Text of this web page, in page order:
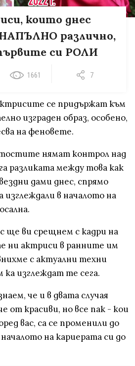
които днес
различно,
си РОЛИ
1661 7
се придържат към
изграден образ, особено,
на феновете.
нямат контрол над
разликата между това как
дами днес, спрямо
изглеждали в началото на
ще ви срещнем с кадри на
ни актриси в ранните им
с актуални техни
ка изглеждат те сега.
че и в двата случая
от красиви, но все пак - кои
вас, са се променили до
на кариерата си до